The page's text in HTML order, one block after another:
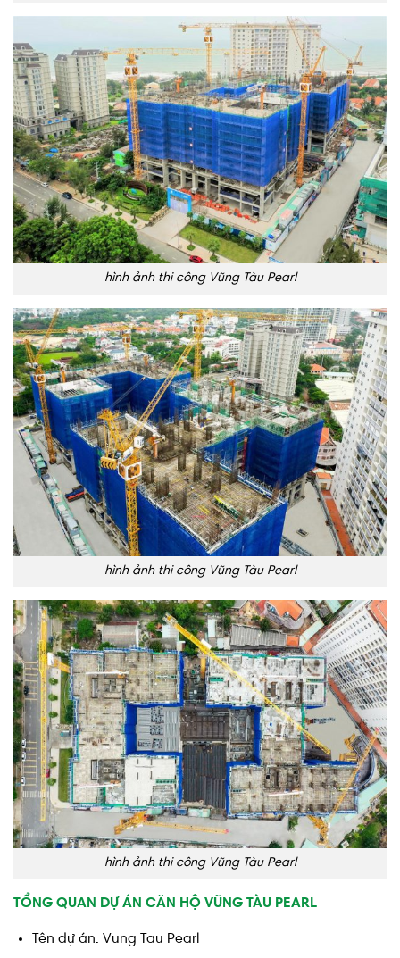
hình ảnh thi công Vũng Tàu Pearl
hình ảnh thi công Vũng Tàu Pearl
hình ảnh thi công Vũng Tàu Pearl
TỔNG QUAN DỰ ÁN CĂN HỘ VŨNG TÀU PEARL
Tên dự án: Vung Tau Pearl